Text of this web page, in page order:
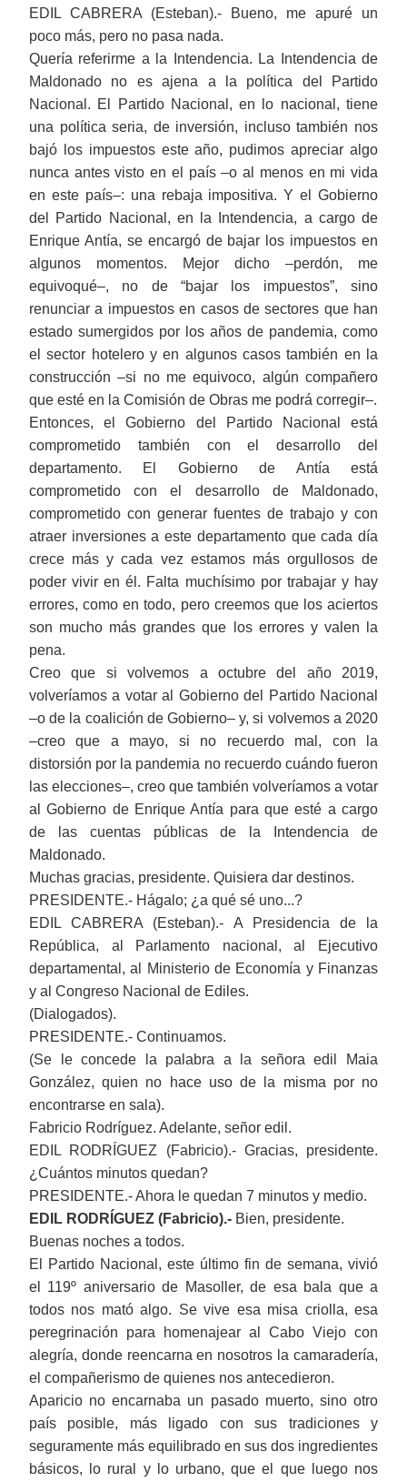
EDIL CABRERA (Esteban).- Bueno, me apuré un
poco más, pero no pasa nada.
Quería referirme a la Intendencia. La Intendencia de
Maldonado no es ajena a la política del Partido
Nacional. El Partido Nacional, en lo nacional, tiene
una política seria, de inversión, incluso también nos
bajó los impuestos este año, pudimos apreciar algo
nunca antes visto en el país ‒o al menos en mi vida
en este país‒: una rebaja impositiva. Y el Gobierno
del Partido Nacional, en la
Intendencia, a cargo de
Enrique Antía, se encargó de bajar los impuestos en
algunos momentos. Mejor dicho ‒perdón, me
equivoqué‒, no de “bajar los impuestos”, sino
renunciar a impuestos en casos de sectores que han
estado sumergidos por los años de pandemia, como
el sector hotelero y en algunos casos también en la
construcción ‒si no me equivoco, algún compañero
que esté en la Comisión de Obras me podrá corregir‒.
Entonces, el Gobierno del Partido Nacional está
comprometido también con el desarrollo del
departamento. El Gobierno de Antía está
comprometido con el desarrollo de Maldonado,
comprometido con generar fuentes de trabajo y con
atraer inversiones a este departamento que cada día
crece más y cada vez estamos más orgullosos de
poder vivir en él. Falta muchísimo por trabajar y hay
errores, como en todo, pero creemos que los aciertos
son mucho más grandes que los errores y valen la
pena.
Creo que si volvemos a octubre del año 2019,
volveríamos a votar al Gobierno del Partido Nacional
‒o de la coalición de Gobierno‒ y, si volvemos a 2020
‒creo que a mayo, si no recuerdo mal, con la
distorsión por la pandemia no recuerdo cuándo fueron
las elecciones‒, creo que también volveríamos a votar
al Gobierno de Enrique Antía para que esté a cargo
de las cuentas públicas de la Intendencia de
Maldonado.
Muchas gracias, presidente. Quisiera dar destinos.
PRESIDENTE.- Hágalo; ¿a qué sé uno...?
EDIL CABRERA (Esteban).- A Presidencia de la
República, al Parlamento nacional, al Ejecutivo
departamental, al Ministerio de Economía y Finanzas
y al Congreso Nacional de Ediles.
(Dialogados).
PRESIDENTE.- Continuamos.
(Se le concede la palabra a la señora edil Maia
González, quien no hace uso de la misma por no
encontrarse en sala).
Fabricio Rodríguez. Adelante, señor edil.
EDIL RODRÍGUEZ (Fabricio).- Gracias, presidente.
¿Cuántos minutos quedan?
PRESIDENTE.- Ahora le quedan 7 minutos y medio.
EDIL RODRÍGUEZ (Fabricio).- Bien, presidente.
Buenas noches a todos.
El Partido Nacional, este último fin de semana, vivió
el 119º aniversario de Masoller, de esa bala que a
todos nos mató algo. Se vive esa misa criolla, esa
peregrinación para homenajear al Cabo Viejo con
alegría, donde reencarna en nosotros la camaradería,
el compañerismo de quienes nos antecedieron.
Aparicio no encarnaba un pasado muerto, sino otro
país posible, más ligado con sus tradiciones y
seguramente más equilibrado en sus dos ingredientes
básicos, lo rural y lo urbano, que el que luego nos